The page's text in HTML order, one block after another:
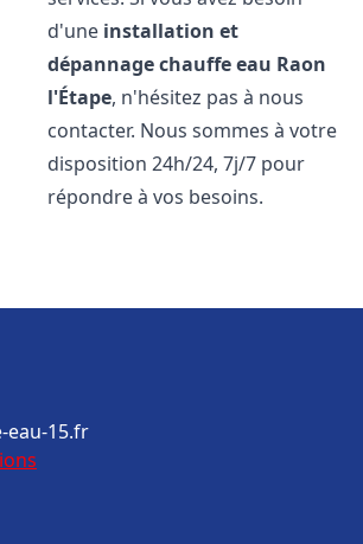
d'une installation et
dépannage chauffe eau Raon
l'Étape, n'hésitez pas à nous
contacter. Nous sommes à votre
disposition 24h/24, 7j/7 pour
répondre à vos besoins.
eau-15.fr